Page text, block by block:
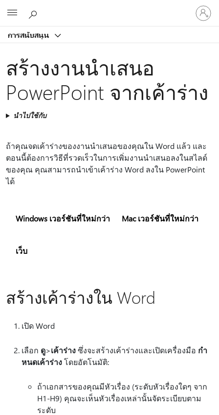
การสนับสนุน
ลงชื่อ
เข้า
บัญชี
สร้างงานนำเสนอ
PowerPoint จากเค้าร่าง
นำไปใช้กับ
ถ้าคุณจดเค้าร่างของงานนําเสนอของคุณใน Word แล้ว และ
ตอนนี้ต้องการวิธีที่รวดเร็วในการเพิ่มงานนําเสนอลงในสไลด์
ของคุณ คุณสามารถนําเข้าเค้าร่าง Word ลงใน PowerPoint
ได้
Windows เวอร์ชันที่ใหม่กว่า Mac เวอร์ชันที่ใหม่กว่า
เว็บ
สร้างเค้าร่างใน Word
เปิด Word
เลือก ดู>เค้าร่างซึ่งจะสร้างเค้าร่างและเปิดเครื่องมือ กํา
หนดเค้าร่างโดยอัตโนมัติ:
ถ้าเอกสารของคุณมีหัวเรื่อง (ระดับหัวเรื่องใดๆ จาก
H1-H9) คุณจะเห็นหัวเรื่องเหล่านั้นจัดระเบียบตาม
ระดับ